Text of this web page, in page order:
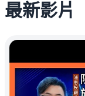
最新影片